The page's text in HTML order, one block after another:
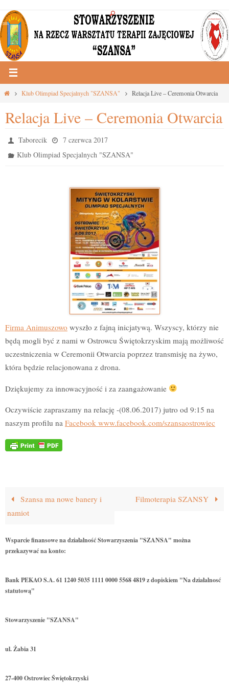
Przejdź
do
treści
StronaKlub Olimpiad Specjalnych "SZANSA" Relacja Live – Ceremonia Otwarcia
Relacja Live – Ceremonia Otwarcia
Taborecik
7 czerwca 2017
Klub Olimpiad Specjalnych "SZANSA"
Firma Animuszowo wyszło z fajną inicjatywą. Wszyscy, którzy nie
będą mogli być z nami w Ostrowcu Świętokrzyskim mają możliwość
uczestniczenia w Ceremonii Otwarcia poprzez transmisję na żywo,
która będzie relacjonowana z drona.
Dziękujemy za innowacyjność i za zaangażowanie
Oczywiście zapraszamy na relację -(08.06.2017) jutro od 9:15 na
naszym profilu na Facebook www.facebook.com/szansaostrowiec
Szansa ma nowe banery i
namiot
Filmoterapia SZANSY
Wsparcie finansowe na działalność Stowarzyszenia "SZANSA" można
przekazywać na konto:
Bank PEKAO S.A. 61 1240 5035 1111 0000 5568 4819 z dopiskiem "Na działalnosć
statutową"
Stowarzyszenie "SZANSA"
ul. Żabia 31
27-400 Ostrowiec Świętokrzyski